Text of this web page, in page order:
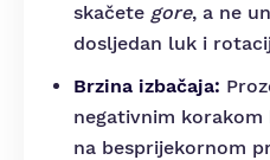
skačete gore, a ne
dosljedan luk i
Brzina izbačaja:
negativnim korakom
na besprijekornom